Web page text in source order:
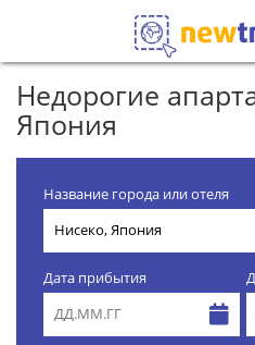
Недорогие
Япония
Название города или отеля
Дата прибытия